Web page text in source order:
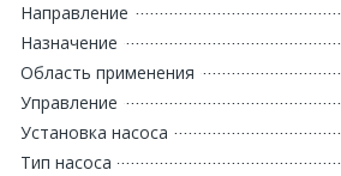
Направление
Назначение
Область применения
Управление
Установка насоса
Тип насоса